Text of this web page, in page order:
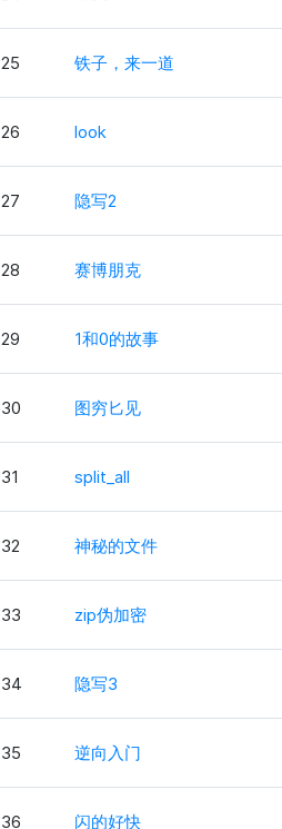
25 铁子，来一道
26 look
27 隐写2
28 赛博朋克
29 1和0的故事
30 图穷匕见
31 split_all
32 神秘的文件
33 zip伪加密
34 隐写3
35 逆向入门
36 闪的好快